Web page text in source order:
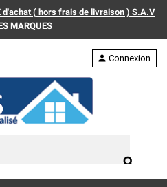
( hors frais de livraison ) S.A.V
MARQUES
search
person Connexion